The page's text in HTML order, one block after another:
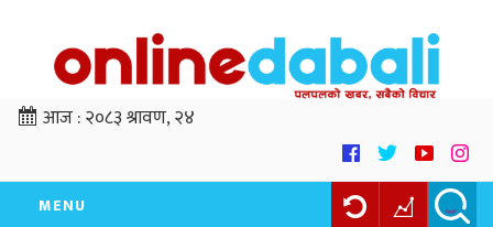
आज :२०८३ श्रावण, २४
MENU